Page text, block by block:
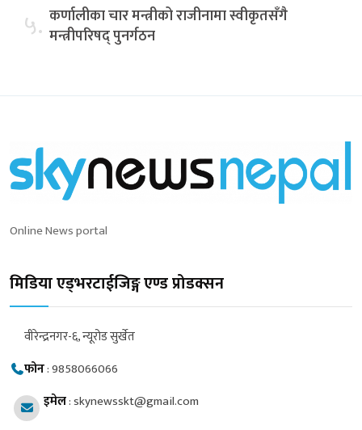
५. कर्णालीका चार मन्त्रीको राजीनामा स्वीकृतसँगै
मन्त्रीपरिषद् पुनर्गठन
Online News portal
मिडिया एड्भरटाईजिङ्ग एण्ड प्रोडक्सन
वीरेन्द्रनगर-६, न्यूरोड सुर्खेत
फोन:9858066066
इमेल:skynewsskt@gmail.com